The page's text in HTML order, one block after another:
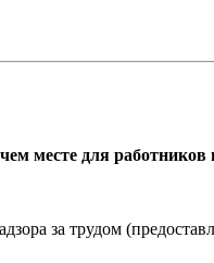
месте для работников
за трудом